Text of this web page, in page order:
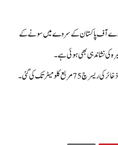
سروے آف پاکستان کے سروے میں سونے کے
کی نشاندہی بھی ہوئی ہے۔
کلومیٹر تک کی گئی۔